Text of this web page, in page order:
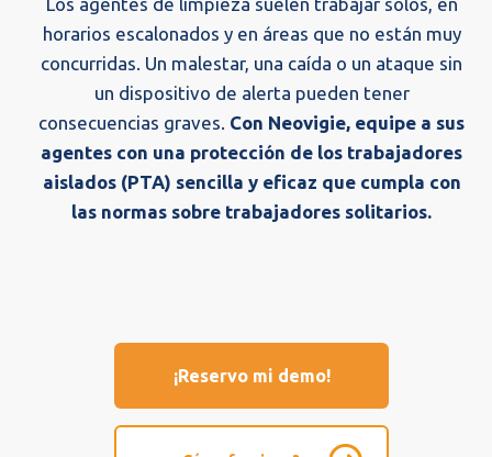
horarios escalonados y en áreas que no están muy
concurridas. Un malestar, una caída o un ataque sin
un dispositivo de alerta pueden tener
consecuencias graves. Con Neovigie, equipe a sus
agentes con una protección de los trabajadores
aislados (PTA) sencilla y eficaz que cumpla con
las normas sobre trabajadores solitarios.
¡Reservo mi demo!